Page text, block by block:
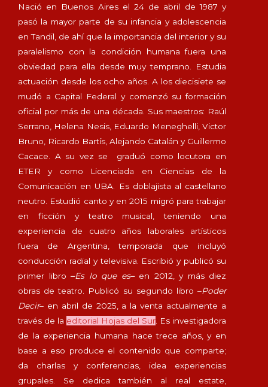
Nació en Buenos Aires el 24 de abril de 1987 y
pasó la mayor parte de su infancia y adolescencia
en Tandil, de ahí que la importancia del interior y su
paralelismo con la condición humana fuera una
obviedad para ella desde muy temprano. Estudia
actuación desde los ocho años. A los diecisiete se
mudó a Capital Federal y comenzó su formación
oficial por más de una década. Sus maestros: Raúl
Serrano, Helena Nesis, Eduardo Meneghelli, Victor
Bruno, Ricardo Bartís, Alejando Catalán y Guillermo
Cacace. A su vez se graduó como locutora en
ETER y como Licenciada en Ciencias de la
Comunicación en UBA. Es doblajista al castellano
neutro. Estudió canto y en 2015 migró para trabajar
en ficción y teatro musical, teniendo una
experiencia de cuatro años laborales artísticos
fuera de Argentina, temporada que incluyó
conducción radial y televisiva. Escribió y publicó su
primer libro –Es lo que es–en 2012, y más diez
obras de teatro. Publicó su segundo libro –Poder
Decir– en abril de 2025, a la venta actualmente a
través de la editorial Hojas del Sur. Es investigadora
de la experiencia humana hace trece años, y en
base a eso produce el contenido que comparte;
da charlas y conferencias, idea experiencias
grupales. Se dedica también al real estate,